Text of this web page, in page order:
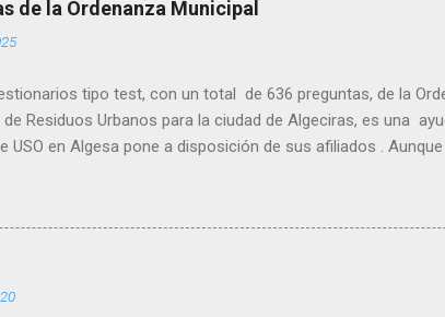
de la Ordenanza Municipal
tipo test, con un total de 636 preguntas, de la
de Residuos Urbanos para la ciudad de Algeciras, es una
USO en Algesa pone a disposición de sus afiliados .
y así también afianzar los conocimientos. Para
vez que pinchéis en el enlace. Cuestionario 200
estructuradas por títulos